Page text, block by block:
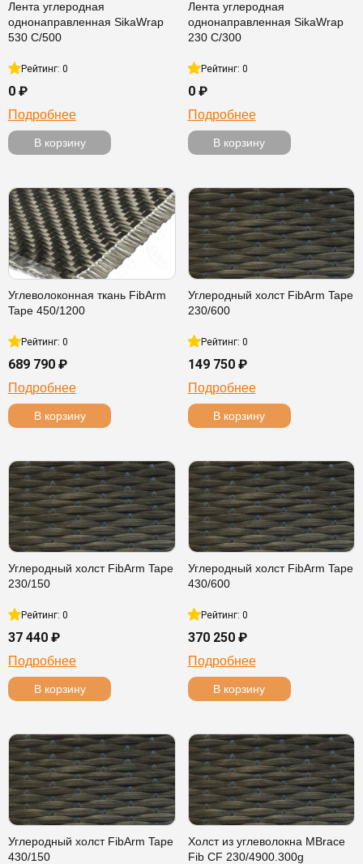
Лента углеродная
однонаправленная SikaWrap
530 C/500
Рейтинг: 0
0 ₽
Подробнее
В корзину
Лента углеродная
однонаправленная SikaWrap
230 C/300
Рейтинг: 0
0 ₽
Подробнее
В корзину
Углеволоконная ткань FibArm
Tape 450/1200
Рейтинг: 0
689 790 ₽
Подробнее
В корзину
Углеродный холст FibArm Tape
230/600
Рейтинг: 0
149 750 ₽
Подробнее
В корзину
Углеродный холст FibArm Tape
230/150
Рейтинг: 0
37 440 ₽
Подробнее
В корзину
Углеродный холст FibArm Tape
430/600
Рейтинг: 0
370 250 ₽
Подробнее
В корзину
Углеродный холст FibArm Tape
430/150
Холст из углеволокна MBrace
Fib CF 230/4900.300g